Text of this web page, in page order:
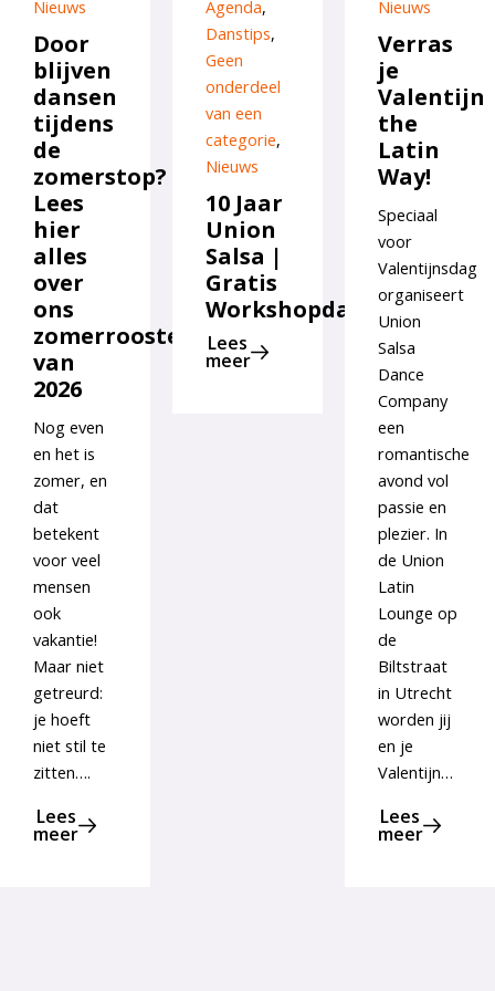
Nieuws
Door
blijven
dansen
tijdens
de
zomerstop?
Lees
hier
alles
over
ons
zomerrooster
van
2026
Nog even
en het is
zomer, en
dat
betekent
voor veel
mensen
ook
vakantie!
Maar niet
getreurd:
je hoeft
niet stil te
zitten….
Lees
meer
Agenda,
Danstips,
Geen
onderdeel
van een
categorie,
Nieuws
10 Jaar
Union
Salsa |
Gratis
Workshopdag
Lees
meer
Nieuws
Verras
je
Valentijn
the
Latin
Way!
Speciaal
voor
Valentijnsdag
organiseert
Union
Salsa
Dance
Company
een
romantische
avond vol
passie en
plezier. In
de Union
Latin
Lounge op
de
Biltstraat
in Utrecht
worden jij
en je
Valentijn…
Lees
meer